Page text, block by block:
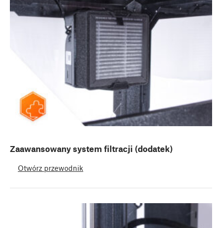
Zaawansowany system filtracji (dodatek)
Otwórz przewodnik